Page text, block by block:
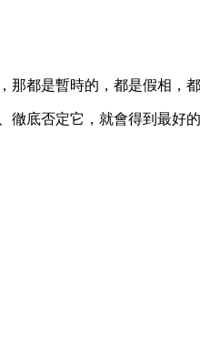
都是暫時的，都是假相，
底否定它，就會得到最好